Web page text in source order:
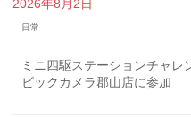
2026年8月2日
日常
ミニ四駆ステーションチャ
ビックカメラ郡山店に参加